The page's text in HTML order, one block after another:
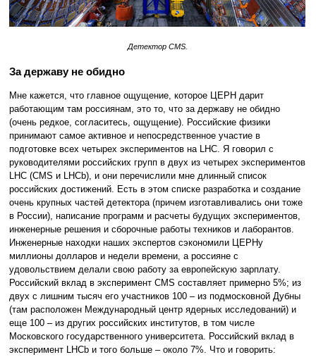
Детектор CMS.
За державу не обидно
Мне кажется, что главное ощущение, которое ЦЕРН дарит
работающим там россиянам, это то, что за державу не обидно
(очень редкое, согласитесь, ощущение). Российские физики
принимают самое активное и непосредственное участие в
подготовке всех четырех экспериментов на LHC. Я говорил с
руководителями российских групп в двух из четырех экспериментов
LHC (CMS и LHCb), и они перечислили мне длинный список
российских достижений. Есть в этом списке разработка и создание
очень крупных частей детектора (причем изготавливались они тоже
в России), написание программ и расчеты будущих экспериментов,
инженерные решения и сборочные работы техников и лаборантов.
Инженерные находки наших экспертов сэкономили ЦЕРНу
миллионы долларов и недели времени, а россияне с
удовольствием делали свою работу за европейскую зарплату.
Российский вклад в эксперимент CMS составляет примерно 5%; из
двух с лишним тысяч его участников 100 – из подмосковной Дубны
(там расположен Международный центр ядерных исследований) и
еще 100 – из других российских институтов, в том числе
Московского государственного университета. Российский вклад в
эксперимент LHCb и того больше – около 7%. Что и говорить: